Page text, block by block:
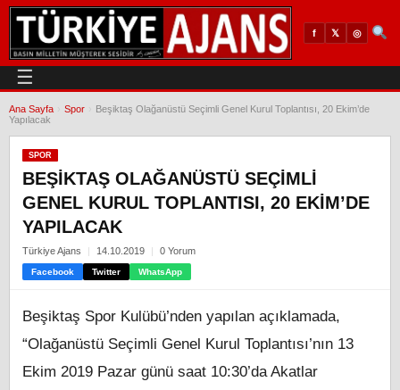
f 𝕏 ◎
☰
Ana Sayfa Spor
Beşiktaş Olağanüstü Seçimli Genel Kurul Toplantısı, 20 Ekim’de
Yapılacak
SPOR
BEŞIKTAŞ OLAĞANÜSTÜ SEÇIMLI
GENEL KURUL TOPLANTISI, 20 EKIM’DE
YAPILACAK
Türkiye Ajans 14.10.2019 0 Yorum
Facebook Twitter WhatsApp
Beşiktaş Spor Kulübü’nden yapılan açıklamada,
“Olağanüstü Seçimli Genel Kurul Toplantısı’nın 13
Ekim 2019 Pazar günü saat 10:30’da Akatlar